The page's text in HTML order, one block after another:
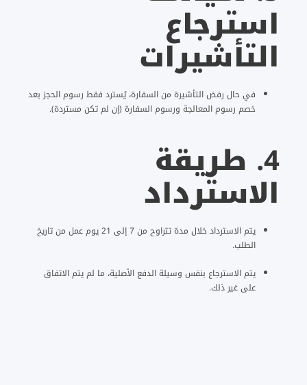
استرجاع
التأشيرات
في حال رفض التأشيرة من السفارة، يُسترد فقط رسوم الحجز بعد
خصم رسوم المعالجة ورسوم السفارة (إن لم تكن مستردة).
4. طريقة
الاسترداد
يتم الاسترداد خلال مدة تتراوح من 7 إلى 21 يوم عمل من تاريخ
الطلب.
يتم الاسترجاع بنفس وسيلة الدفع الأصلية، ما لم يتم الاتفاق
على غير ذلك.